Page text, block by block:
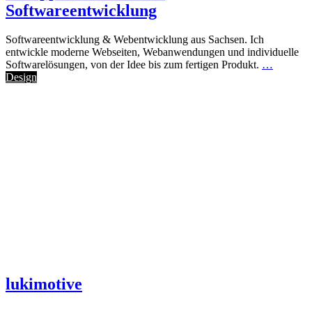
Softwareentwicklung
Softwareentwicklung & Webentwicklung aus Sachsen. Ich
entwickle moderne Webseiten, Webanwendungen und individuelle
Softwarelösungen, von der Idee bis zum fertigen Produkt. …
Design
lukimotive